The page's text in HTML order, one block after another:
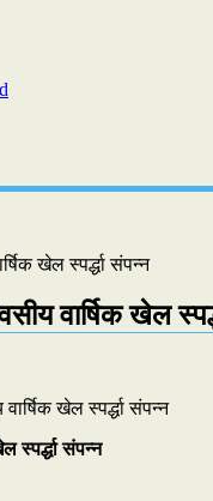
खेल स्पर्द्धा संपन्न
वार्षिक खेल
स्पर्द्धा संपन्न